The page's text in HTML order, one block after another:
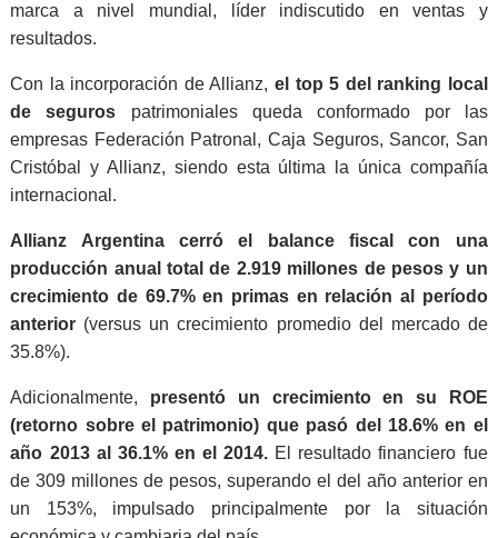
marca a nivel mundial, líder indiscutido en ventas y
resultados.
Con la incorporación de Allianz, el top 5 del ranking local
de seguros patrimoniales queda conformado por las
empresas Federación Patronal, Caja Seguros, Sancor, San
Cristóbal y Allianz, siendo esta última la única compañía
internacional.
Allianz Argentina cerró el balance fiscal con una
producción anual total de 2.919 millones de pesos y un
crecimiento de 69.7% en primas en relación al período
anterior (versus un crecimiento promedio del mercado de
35.8%).
Adicionalmente, presentó un crecimiento en su ROE
(retorno sobre el patrimonio) que pasó del 18.6% en el
año 2013 al 36.1% en el 2014. El resultado financiero fue
de 309 millones de pesos, superando el del año anterior en
un 153%, impulsado principalmente por la situación